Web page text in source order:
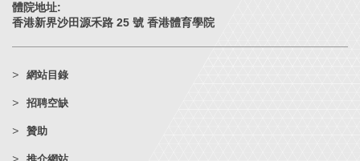
體院地址:
香港新界沙田源禾路 25 號 香港體育學院
網站目錄
招聘空缺
贊助